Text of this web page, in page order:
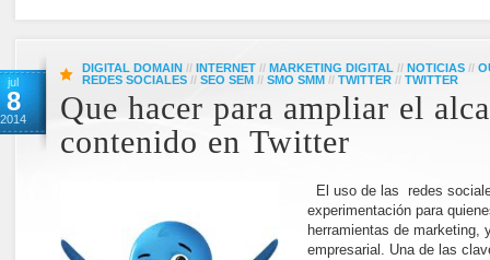
jul
8
2014
DIGITAL DOMAIN // INTERNET // MARKETING DIGITAL // NOTICIAS //
REDES SOCIALES // SEO SEM // SMO SMM // TWITTER // TWITTER
Que hacer para ampliar el
contenido en Twitter
El uso de las redes
experimentación para
herramientas de marketing,
empresarial. Una de las